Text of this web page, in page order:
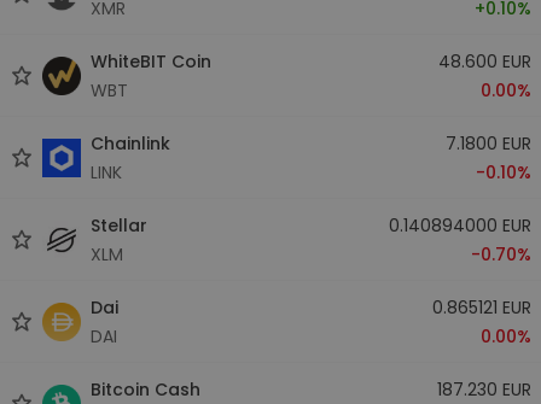
XMR
+0.10%
WhiteBIT Coin
WBT
48.600 EUR
0.00%
Chainlink
LINK
7.1800 EUR
-0.10%
Stellar
XLM
0.140894000 EUR
-0.70%
Dai
DAI
0.865121 EUR
0.00%
Bitcoin Cash
187.230 EUR